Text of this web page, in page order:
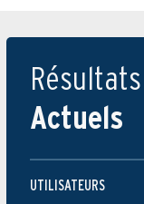
Résultats
Actuels
UTILISATEURS